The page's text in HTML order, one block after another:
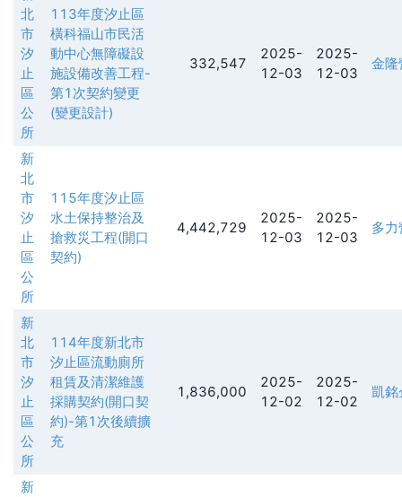
北
市
汐
止
區
公
所
113年度汐止區
橫科福山市民活
動中心無障礙設
施設備改善工程-
第1次契約變更
(變更設計)
332,547
2025-
12-03
2025-
12-03
金隆
新
北
市
汐
止
區
公
所
115年度汐止區
水土保持整治及
搶救災工程(開口
契約)
4,442,729
2025-
12-03
2025-
12-03
多
新
北
市
汐
止
區
公
所
114年度新北市
汐止區流動廁所
租賃及清潔維護
採購契約(開口契
約)-第1次後續擴
充
1,836,000
2025-
12-02
2025-
12-02
凱銘
新